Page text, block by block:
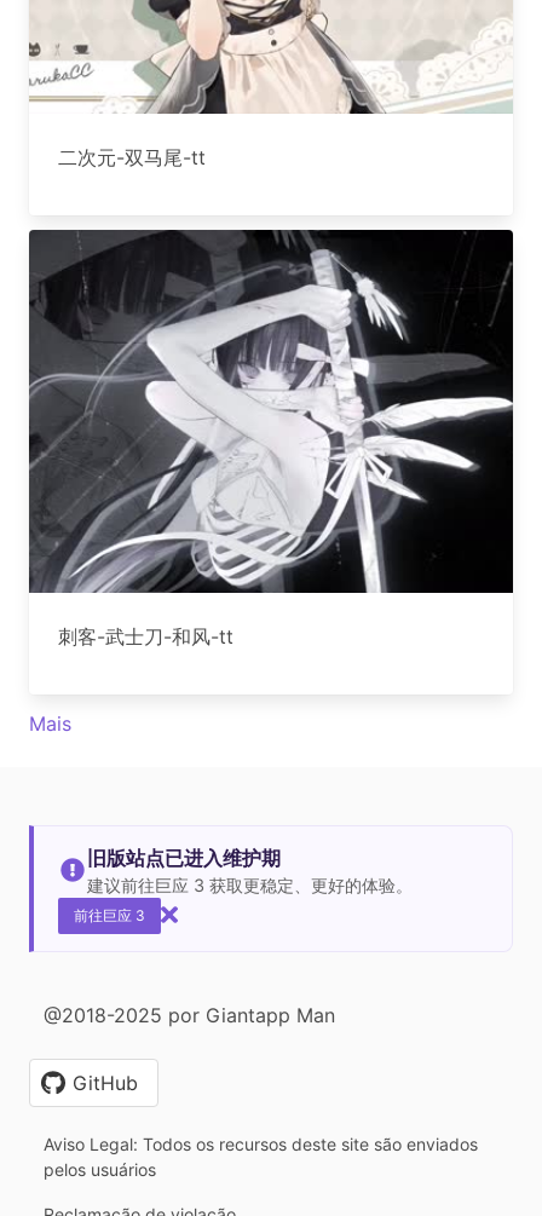
二次元-双马尾-tt
刺客-武士刀-和风-tt
Mais
旧版站点已进入维护期
建议前往巨应 3 获取更稳定、更好的体验。
前往巨应 3
@2018-2025 por Giantapp Man
GitHub
Aviso Legal: Todos os recursos deste site são enviados
pelos usuários